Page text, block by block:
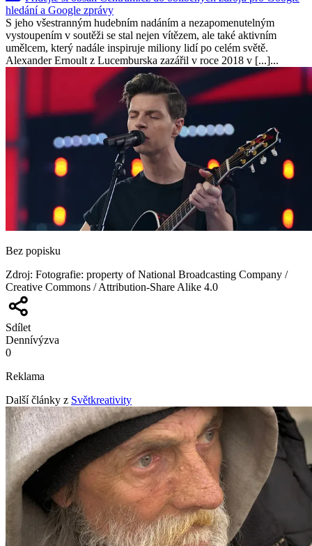
hledání a Google zprávy
S jeho všestranným hudebním nadáním a nezapomenutelným
vystoupením v soutěži se stal nejen vítězem, ale také aktivním
umělcem, který nadále inspiruje miliony lidí po celém světě.
Alexander Ernoult z Lucemburska zazářil v roce 2018 v [...]...
Bez popisku
Zdroj: Fotografie: property of National Broadcasting Company /
Creative Commons / Attribution-Share Alike 4.0
Sdílet
Dennívýzva
0
Reklama
Další články z Světkreativity